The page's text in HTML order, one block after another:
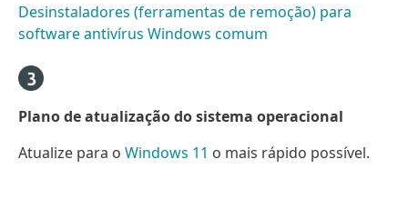
Desinstaladores (ferramentas de remoção) para
software antivírus Windows comum
Plano de atualização do sistema operacional
Atualize para o Windows 11 o mais rápido possível.